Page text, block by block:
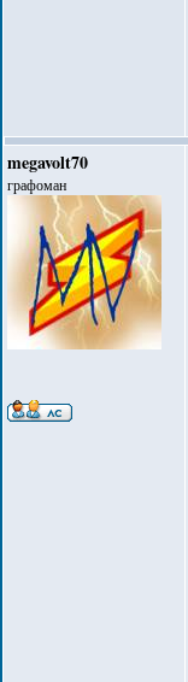
megavolt70
графоман